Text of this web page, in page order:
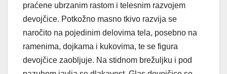
praćene ubrzanim rastom i telesnim razvojem
devojčice. Potkožno masno tkivo razvija se
naročito na pojedinim delovima tela, posebno na
ramenima, dojkama i kukovima, te se figura
devojčice zaobljuje. Na stidnom brežuljku i pod